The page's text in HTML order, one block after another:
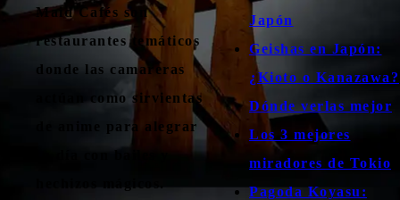
Maid Cafés son
restaurantes temáticos
donde las camareras
actúan como sirvientas
de anime para alegrar
Japón
Geishas en Japón:
¿Kioto o Kanazawa?
Dónde verlas mejor
Los 3 mejores
miradores de Tokio
Pagoda Koyasu: